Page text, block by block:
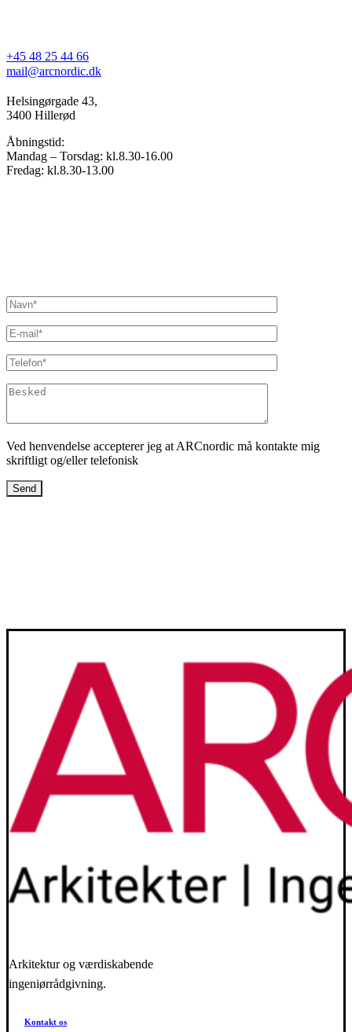
+45 48 25 44 66
mail@arcnordic.dk
Helsingørgade 43,
3400 Hillerød
Åbningstid:
Mandag – Torsdag: kl.8.30-16.00
Fredag: kl.8.30-13.00
Ved henvendelse accepterer jeg at ARCnordic må kontakte mig
skriftligt og/eller telefonisk
Arkitektur og værdiskabende
ingeniørrådgivning.
Kontakt os